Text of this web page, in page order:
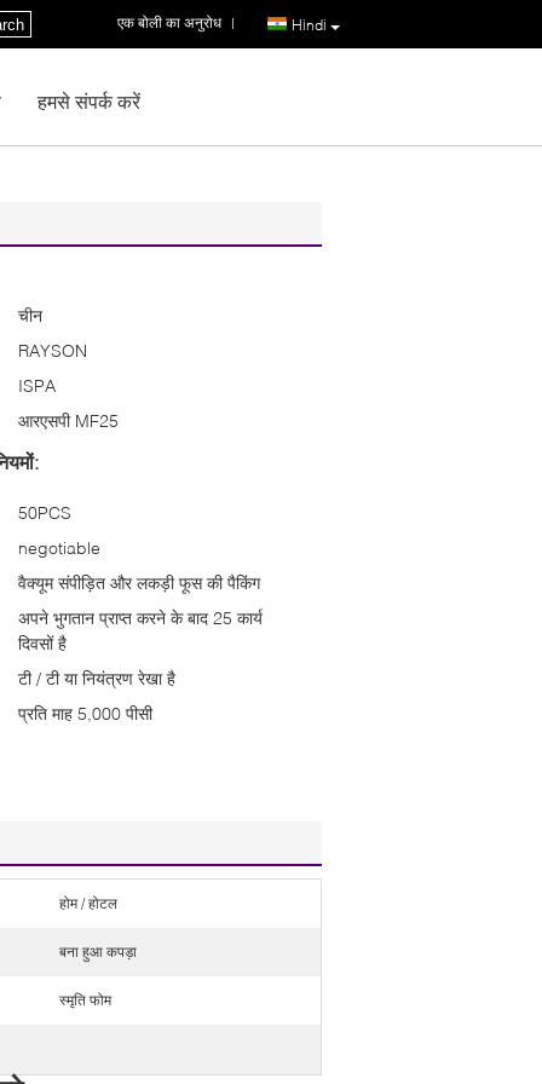
Hindi
एक बोली का अनुरोध |
हमसे संपर्क करें
चीन
RAYSON
ISPA
आरएसपी MF25
50PCS
negotiable
वैक्यूम संपीड़ित और लकड़ी फूस की पैकिंग
अपने भुगतान प्राप्त करने के बाद 25 कार्य
दिवसों है
टी / टी या नियंत्रण रेखा है
प्रति माह 5,000 पीसी
होम / होटल
बना हुआ कपड़ा
स्मृति फोम